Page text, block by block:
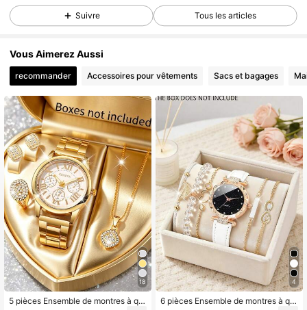
4,57 3K Suiveurs
Suivre Tous les articles
Vous Aimerez Aussi
recommander Accessoires pour vêtements Sacs et bagages
18
5 pièces Ensemble de montres à qu
4
6 pièces Ensemble de montres à qu